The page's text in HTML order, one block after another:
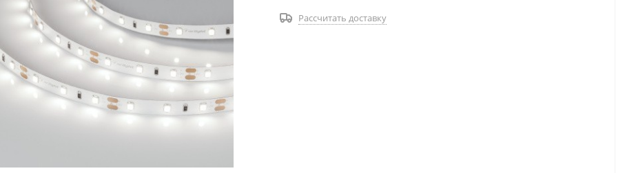
Рассчитать доставку